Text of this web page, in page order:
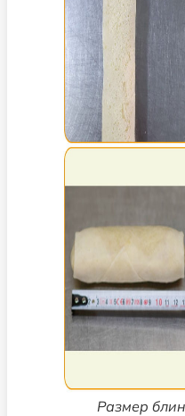
Размер